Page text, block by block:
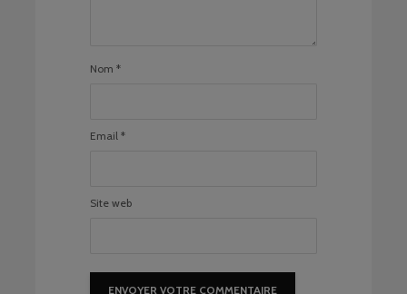
Nom *
Email *
Site web